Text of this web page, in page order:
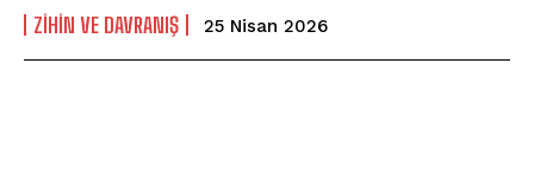
⁠ZIHIN VE DAVRANIŞ 25 Nisan 2026